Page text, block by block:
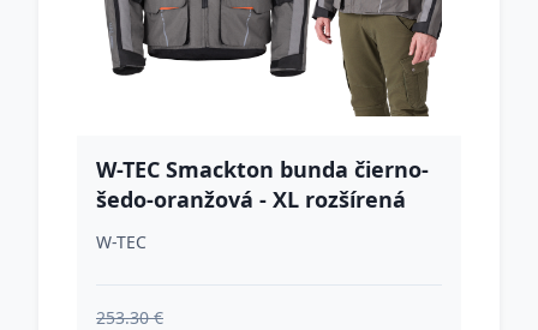
W-TEC Smackton bunda čierno-
šedo-oranžová - XL rozšírená
W-TEC
253.30 €